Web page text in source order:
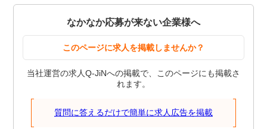
なかなか応募が来ない企業様へ
このページに求人を掲載しませんか？
当社運営の求人Q-JiNへの掲載で、このページにも掲載さ
れます。
質問に答えるだけで簡単に求人広告を掲載